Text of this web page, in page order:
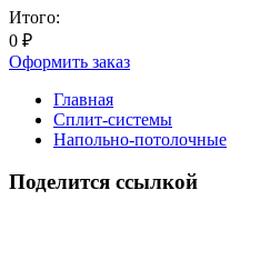
Итого:
0 ₽
Оформить заказ
Главная
Сплит-системы
Напольно-потолочные
Поделится ссылкой